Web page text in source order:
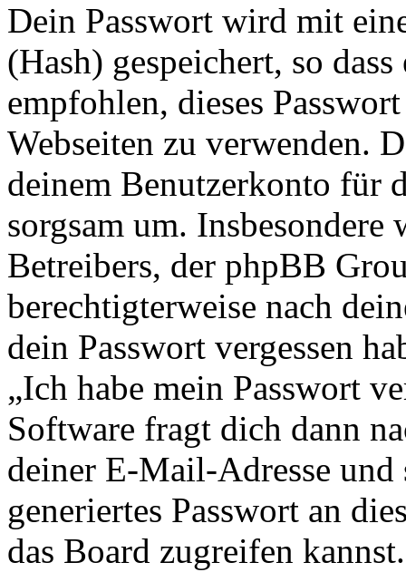
Dein Passwort wird mit
(Hash) gespeichert, so
empfohlen, dieses
Webseiten zu verwenden.
deinem Benutzerkonto für
sorgsam um.
Betreibers, der phpBB
berechtigterweise nach
dein Passwort vergessen
„Ich habe mein Passwort
Software fragt dich dann
deiner E-Mail-Adresse und
generiertes Passwort an
das Board zugreifen kannst.